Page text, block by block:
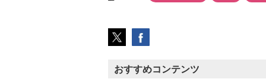
おすすめコンテンツ